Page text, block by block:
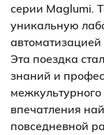
серии Maglumi.
уникальную
автоматизацией
Эта поездка
знаний и
впечатления
повседневной